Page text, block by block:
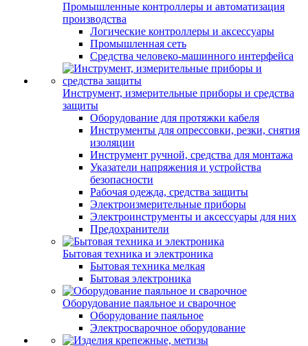
Промышленные контроллеры и автоматизация
производства
Логические контроллеры и аксессуары
Промышленная сеть
Средства человеко-машинного интерфейса
Инструмент, измерительные приборы и средства
защиты
Оборудование для протяжки кабеля
Инструменты для опрессовки, резки, снятия
изоляции
Инструмент ручной, средства для монтажа
Указатели напряжения и устройства
безопасности
Рабочая одежда, средства защиты
Электроизмерительные приборы
Электроинструменты и аксессуары для них
Предохранители
Бытовая техника и электроника
Бытовая техника мелкая
Бытовая электроника
Оборудование паяльное и сварочное
Оборудование паяльное
Электросварочное оборудование